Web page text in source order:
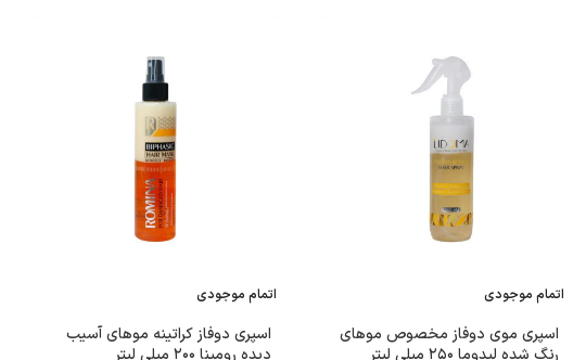
اتمام موجودی
اسپری موی دوفاز مخصوص موهای
رنگ شده لیدوما ۲۵۰ میلی لیتر
اتمام موجودی
اسپری دوفاز کراتینه موهای آسیب
دیده رومینا ۲۰۰ میلی لیتر